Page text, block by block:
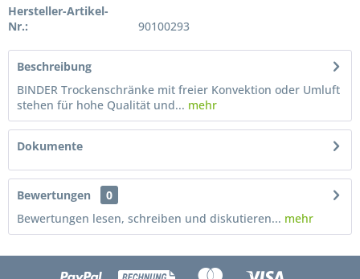
Hersteller-Artikel-
Nr.:
90100293
Beschreibung
BINDER Trockenschränke mit freier Konvektion oder Umluft
stehen für hohe Qualität und... mehr
Dokumente
Bewertungen
0
Bewertungen lesen, schreiben und diskutieren... mehr